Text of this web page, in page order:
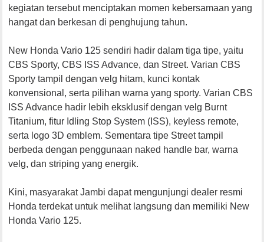
kegiatan tersebut menciptakan momen kebersamaan yang
hangat dan berkesan di penghujung tahun.
New Honda Vario 125 sendiri hadir dalam tiga tipe, yaitu
CBS Sporty, CBS ISS Advance, dan Street. Varian CBS
Sporty tampil dengan velg hitam, kunci kontak
konvensional, serta pilihan warna yang sporty. Varian CBS
ISS Advance hadir lebih eksklusif dengan velg Burnt
Titanium, fitur Idling Stop System (ISS), keyless remote,
serta logo 3D emblem. Sementara tipe Street tampil
berbeda dengan penggunaan naked handle bar, warna
velg, dan striping yang energik.
Kini, masyarakat Jambi dapat mengunjungi dealer resmi
Honda terdekat untuk melihat langsung dan memiliki New
Honda Vario 125.